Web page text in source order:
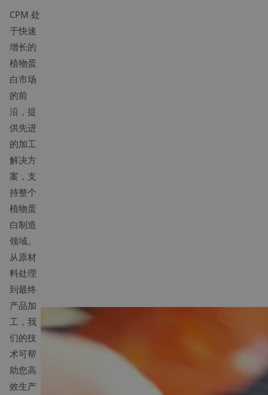
CPM 处
于快速
增长的
植物蛋
白市场
的前
沿，提
供先进
的加工
解决方
案，支
持整个
植物蛋
白制造
领域。
从原材
料处理
到最终
产品加
工，我
们的技
术可帮
助您高
效生产